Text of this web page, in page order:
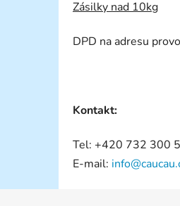
Zásilky nad 10kg
DPD na adresu
Kontakt:
Tel: +420 732 300
E-mail: